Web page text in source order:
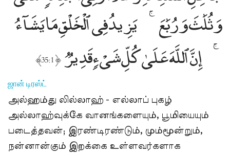
Sponsor
Quran
இலவசமாக
வழங்க
உதவுங்கள்
Fasting
for
وَثُلَٰثَ وَرُبَٰعَ يَزِيدُ فِى ٱلْخَلْقِ مَا يَشَآءُ
إِنَّ ٱللَّهَ عَلَىٰ كُلِّ شَىْءٍۢ قَدِيرٌۭ﴿35:1﴾
ஜான் டிரஸ்ட்
அல்ஹம்து லில்லாஹ் - எல்லாப் புகழ்
அல்லாஹ்வுக்கே வானங்களையும், பூமியையும்
படைத்தவன்; இரண்டிரண்டும், மும்மூன்றும்,
நன்னான்கும் இறக்கை உள்ளவர்களாக